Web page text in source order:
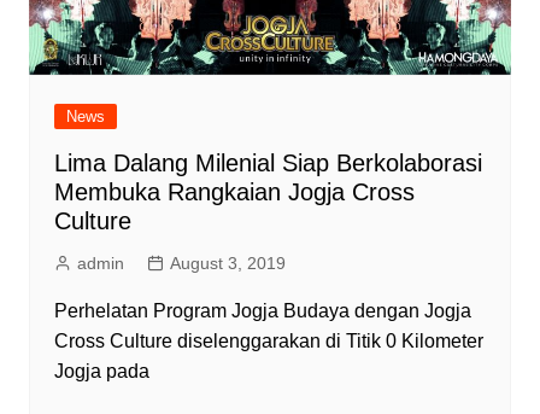
News
Lima Dalang Milenial Siap Berkolaborasi
Membuka Rangkaian Jogja Cross
Culture
admin August 3, 2019
Perhelatan Program Jogja Budaya dengan Jogja
Cross Culture diselenggarakan di Titik 0 Kilometer
Jogja pada